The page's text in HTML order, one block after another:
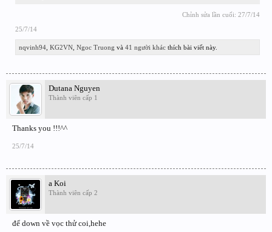
Chỉnh sửa lần cuối: 27/7/14
25/7/14
nqvinh94 KG2VN Ngoc Truong và 41 người khác thích bài viết này.
Dutana Nguyen
Thành viên cấp 1
Thanks you !!!^^
25/7/14
a Koi
Thành viên cấp 2
để down về vọc thử coi,hehe